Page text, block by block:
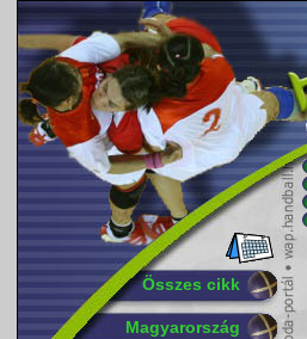
Összes cikk
Magyarország